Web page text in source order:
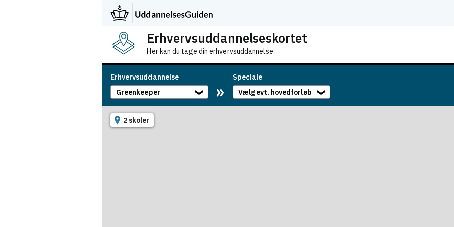
Erhvervsuddannelseskortet
Her kan du tage din erhvervsuddannelse
Erhvervsuddannelse
Greenkeeper
❯
Speciale
Vælg evt. hovedforløb
❯
2 skoler